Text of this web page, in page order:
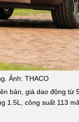
Ảnh: THACO
bản, giá dao động từ
1.5L, công suất 113